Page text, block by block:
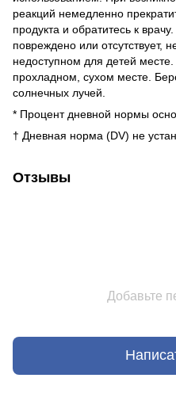
реакций немедленно
продукта и обратитесь к
повреждено или отсутствует,
недоступном для детей
прохладном, сухом месте.
солнечных лучей.
* Процент дневной нормы
† Дневная норма (DV) не
Отзывы
Добавьте